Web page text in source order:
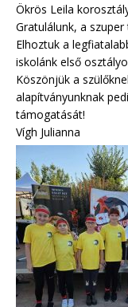
Ökrös Leila
Gratulálunk, a
Elhoztuk a
iskolánk első
Köszönjük a
alapítványunknak
támogatását!
Vígh Julianna